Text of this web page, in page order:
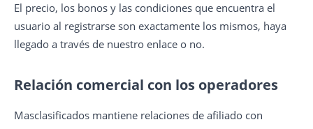
El precio, los bonos y las condiciones que encuentra el
usuario al registrarse son exactamente los mismos, haya
llegado a través de nuestro enlace o no.
Relación comercial con los operadores
Masclasificados mantiene relaciones de afiliado con